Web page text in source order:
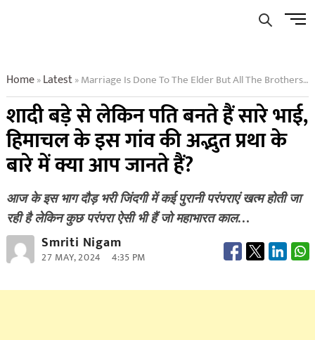
Menu
Home»Latest»Marriage Is Done To The Elder But All The Brothers Become Husbands Do You Know About The Amazing Tradition Of This Village Of Himachal
शादी बड़े से लेकिन पति बनते हैं सारे भाई,
हिमाचल के इस गांव की अद्भुत प्रथा के
बारे में क्या आप जानते हैं?
आज के इस भाग दौड़ भरी जिंदगी में कई पुरानी परंपराएं खत्म होती जा
रही है लेकिन कुछ परंपरा ऐसी भी हैं जो महाभारत काल…
Smriti Nigam
27 MAY, 2024 4:35 PM